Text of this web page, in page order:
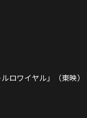
ロワイヤル」（東映）